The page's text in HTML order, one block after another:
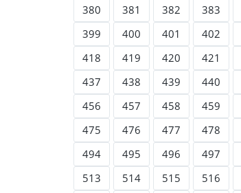
380
381 382 383
399
400 401 402
418
419 420 421
437
438 439 440
456
457 458 459
475
476 477 478
494
495 496 497
513
514 515 516